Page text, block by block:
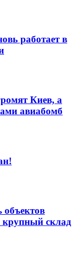
работает в
Киев, а
авиабомб
склад